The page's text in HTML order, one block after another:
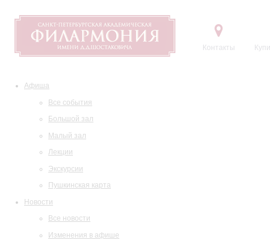
Контакты
Афиша
Все события
Большой зал
Малый зал
Лекции
Экскурсии
Пушкинская карта
Новости
Все новости
Изменения в афише